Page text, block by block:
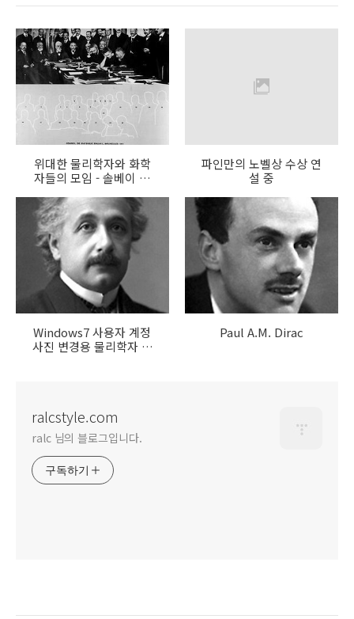
위대한 물리학자와 화학
자들의 모임 - 솔베이 회
파인만의 노벨상 수상 연
설 중
Windows7 사용자 계정
사진 변경용 물리학자 사
Paul A.M. Dirac
ralcstyle.com
ralc 님의 블로그입니다.
구독하기